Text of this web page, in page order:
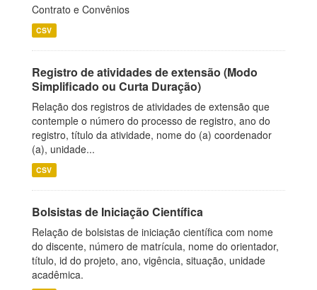
Contrato e Convênios
CSV
Registro de atividades de extensão (Modo
Simplificado ou Curta Duração)
Relação dos registros de atividades de extensão que
contemple o número do processo de registro, ano do
registro, título da atividade, nome do (a) coordenador
(a), unidade...
CSV
Bolsistas de Iniciação Científica
Relação de bolsistas de iniciação científica com nome
do discente, número de matrícula, nome do orientador,
título, id do projeto, ano, vigência, situação, unidade
acadêmica.